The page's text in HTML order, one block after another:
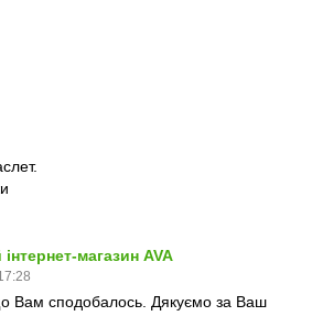
магазин AVA
Вам сподобалось. Дякуємо за Ваш